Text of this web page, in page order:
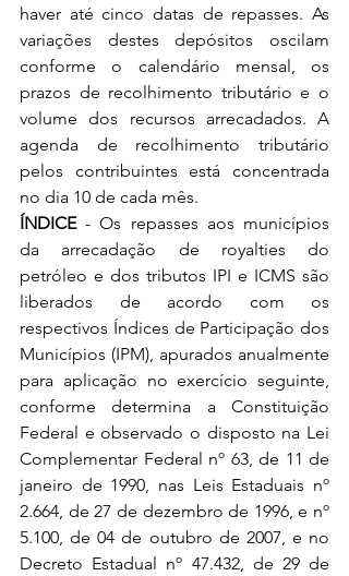
haver até cinco datas de repasses. As
variações destes depósitos oscilam
conforme o calendário mensal, os
prazos de recolhimento tributário e o
volume dos recursos arrecadados. A
agenda de recolhimento tributário
pelos contribuintes está concentrada
no dia 10 de cada mês.
ÍNDICE - Os repasses aos municípios
da arrecadação de royalties do
petróleo e dos tributos IPI e ICMS são
liberados de acordo com os
respectivos Índices de Participação dos
Municípios (IPM), apurados anualmente
para aplicação no exercício seguinte,
conforme determina a Constituição
Federal e observado o disposto na Lei
Complementar Federal nº 63, de 11 de
janeiro de 1990, nas Leis Estaduais nº
2.664, de 27 de dezembro de 1996, e nº
5.100, de 04 de outubro de 2007, e no
Decreto Estadual nº 47.432, de 29 de